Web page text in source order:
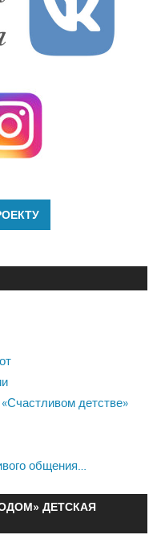
детстве»
общения…
ДЕТСКАЯ